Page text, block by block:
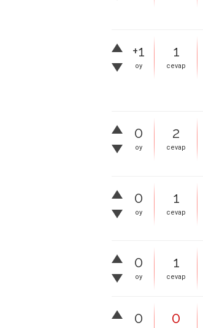
+1
oy
1
cevap
0
oy
2
cevap
0
oy
1
cevap
0
oy
1
cevap
0 0